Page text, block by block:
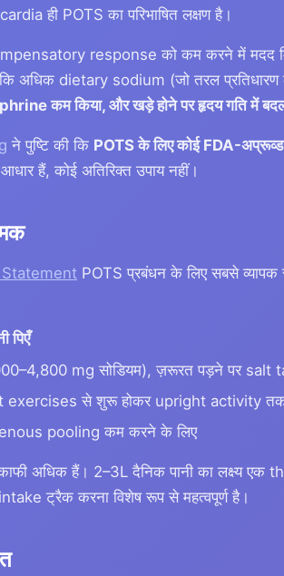
ही POTS का परिभाषित लक्षण है।
response को कम करने में मदद
कि अधिक dietary sodium (जो तरल प्रतिधारण
कम किया, और खड़े होने पर हृदय गति में
ने पुष्टि की कि POTS के लिए कोई FDA-अप्रूव्ड
हैं, कोई अतिरिक्त उपाय नहीं।
POTS प्रबंधन के लिए सबसे
पिएँ
mg सोडियम), ज़रूरत पड़ने पर salt
exercises से शुरू होकर upright activity
pooling कम करने के लिए
अधिक हैं। 2–3L दैनिक पानी का लक्ष्य
ट्रैक करना विशेष रूप से महत्वपूर्ण है।